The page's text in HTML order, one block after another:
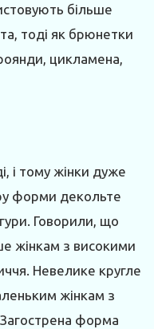
більше
тоді як брюнетки
цикламена,
і тому жінки дуже
форми декольте
Говорили, що
жінкам з високими
Невелике кругле
жінкам з
форма